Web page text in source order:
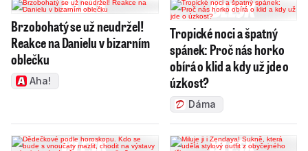
Brzobohatý se už neudržel!
Reakce na Danielu v bizarním
oblečku
Aha!
Tropické noci a špatný
spánek: Proč nás horko
obírá o klid a kdy už jde o
úzkost?
Dáma